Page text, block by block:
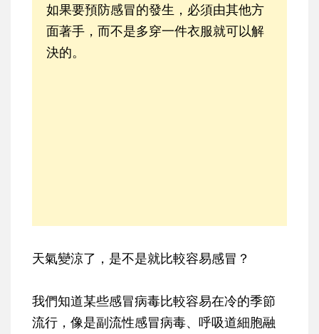
如果要預防感冒的發生，必須由其他方
面著手，而不是多穿一件衣服就可以解
決的。
天氣變涼了，是不是就比較容易感冒？
我們知道某些感冒病毒比較容易在冷的季節
流行，像是副流性感冒病毒、呼吸道細胞融